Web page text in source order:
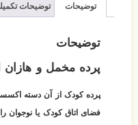
توضیحات توضیحات
توضیحات
پرده مخمل و هازان
پرده کودک از آن دسته
فضای اتاق کودک یا نوجوان